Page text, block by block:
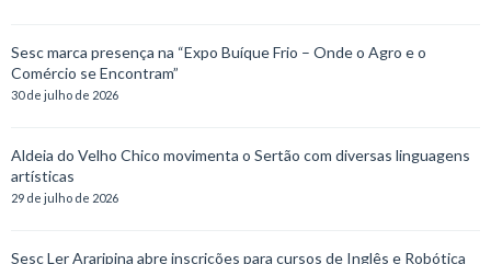
Sesc marca presença na “Expo Buíque Frio – Onde o Agro e o
Comércio se Encontram”
30 de julho de 2026
Aldeia do Velho Chico movimenta o Sertão com diversas linguagens
artísticas
29 de julho de 2026
Sesc Ler Araripina abre inscrições para cursos de Inglês e Robótica